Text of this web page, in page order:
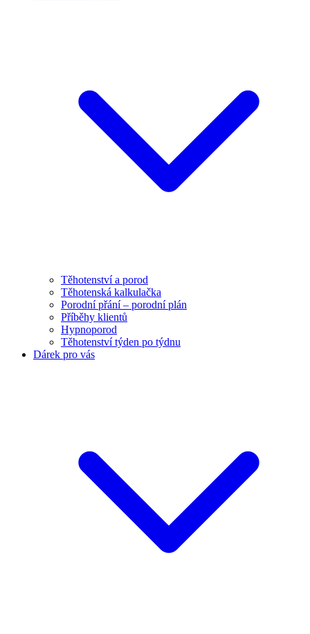
Těhotenství a porod
Těhotenská kalkulačka
Porodní přání – porodní plán
Příběhy klientů
Hypnoporod
Těhotenství týden po týdnu
Dárek pro vás